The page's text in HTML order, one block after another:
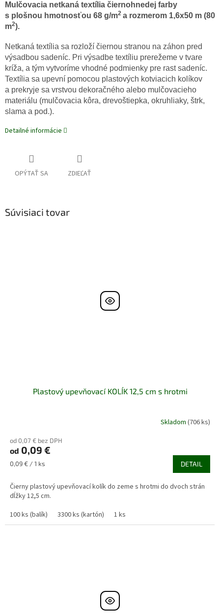
Mulčovacia netkaná textília čiernohnedej farby
s plošnou hmotnosťou 68 g/m2 a rozmerom 1,6x50 m (80
m2).
Netkaná textília sa rozloží čiernou stranou na záhon pred
výsadbou sadeníc. Pri výsadbe textíliu prerežeme v tvare
kríža, a tým vytvoríme vhodné podmienky pre rast sadeníc.
Textília sa upevní pomocou plastových kotviacich kolíkov
a prekryje sa vrstvou dekoračného alebo mulčovacieho
materiálu (mulčovacia kôra, drevoštiepka, okruhliaky, štrk,
slama a pod.).
Detailné informácie
OPÝTAŤ SA ZDIEĽAŤ
Súvisiaci tovar
Plastový upevňovací KOLÍK 12,5 cm s hrotmi
Skladom (706 ks)
od 0,07 € bez DPH
od 0,09 €
Jednotková
0,09 € / 1 ks DETAIL
Čierny plastový upevňovací kolík do zeme s hrotmi do dvoch strán
dĺžky 12,5 cm.
100 ks (balík)
3300 ks (kartón) 1 ks